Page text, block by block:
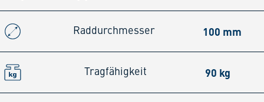
Raddurchmesser 100 mm
Tragfähigkeit 90 kg